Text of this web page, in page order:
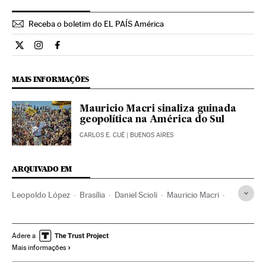
Receba o boletim do EL PAÍS América
Internacional El País Brasil en Twitter
Internacional El País Brasil en Instagram
Internacional El País Brasil en Facebook
MAIS INFORMAÇÕES
Mauricio Macri sinaliza guinada
geopolítica na América do Sul
CARLOS E. CUÉ | BUENOS AIRES
ARQUIVADO EM
Leopoldo López Brasília Daniel Scioli Mauricio Macri
Partido dos Trabalhadores
Eleições Argentina
Adere a
Mais informações